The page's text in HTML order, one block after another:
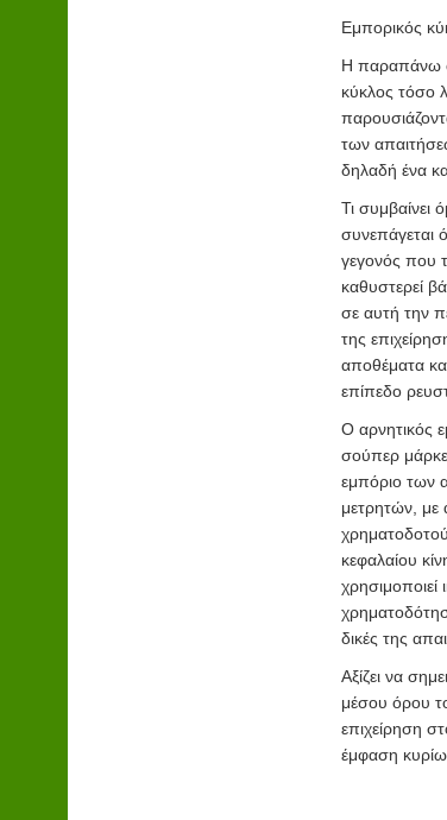
Εμπορικός
Η παραπάνω
κύκλος τόσο
των
δηλαδή ένα
Τι συμβαίνει
συνεπάγεται
γεγονός που
καθυστερεί
σε αυτή την
της
αποθέματα
επίπεδο
Ο αρνητικός
σούπερ
εμπόριο των
μετρητών, με
κεφαλαίου
δικές της
Αξίζει να
μέσου όρου
επιχείρηση
έμφαση